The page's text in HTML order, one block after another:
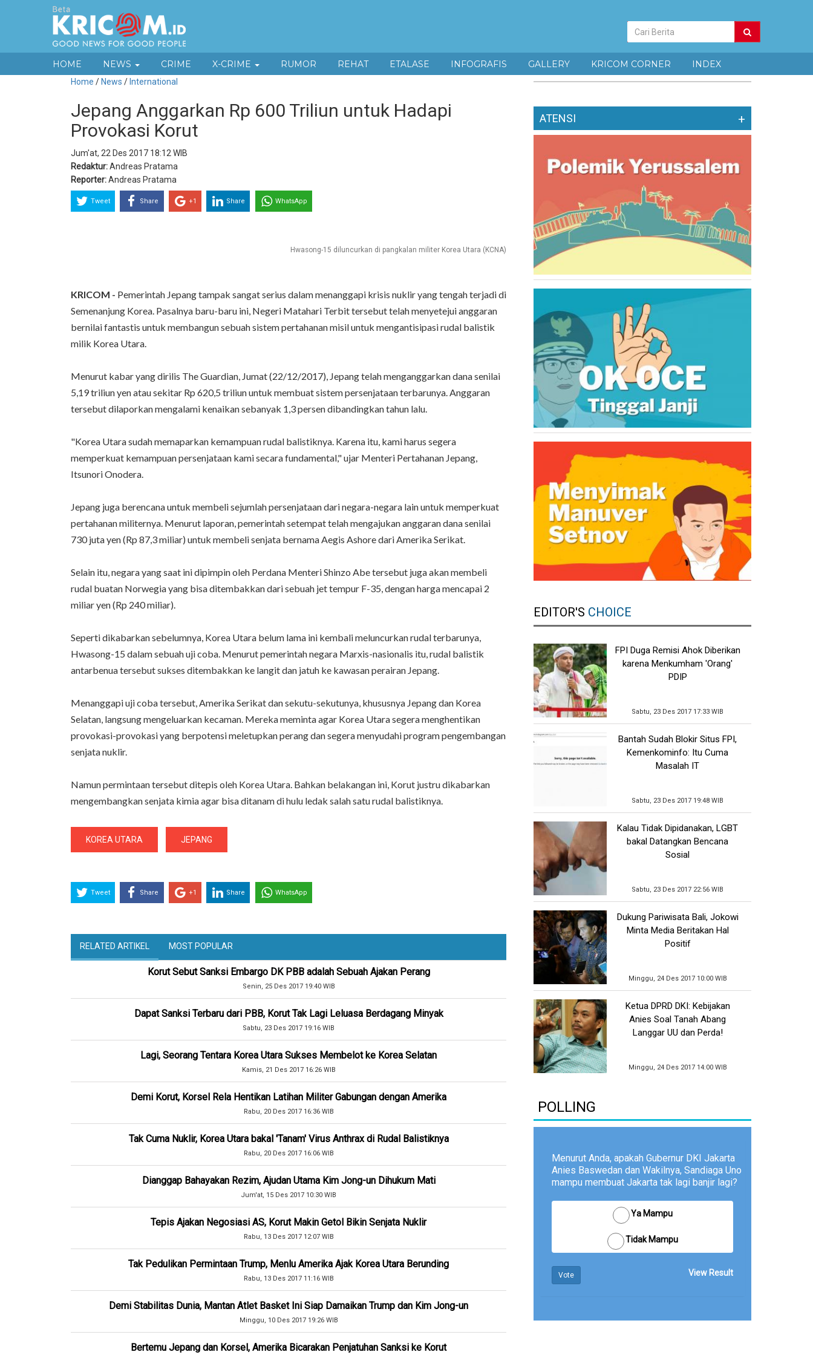
Pencarian
Berita
HOME NEWS CRIME X-CRIME RUMOR REHAT ETALASE INFOGRAFIS GALLERY KRICOM CORNER INDEX
Home / News / International
Jepang Anggarkan Rp 600 Triliun untuk Hadapi
Provokasi Korut
Jum'at, 22 Des 2017 18:12 WIB
Redaktur:Andreas Pratama
Reporter:Andreas Pratama
Tweet Share +1 Share WhatsApp
Hwasong-15 diluncurkan di pangkalan militer Korea Utara (KCNA)
KRICOM - Pemerintah Jepang tampak sangat serius dalam menanggapi krisis nuklir yang tengah terjadi di
Semenanjung Korea. Pasalnya baru-baru ini, Negeri Matahari Terbit tersebut telah menyetejui anggaran
bernilai fantastis untuk membangun sebuah sistem pertahanan misil untuk mengantisipasi rudal balistik
milik Korea Utara.
Menurut kabar yang dirilis The Guardian, Jumat (22/12/2017), Jepang telah menganggarkan dana senilai
5,19 triliun yen atau sekitar Rp 620,5 triliun untuk membuat sistem persenjataan terbarunya. Anggaran
tersebut dilaporkan mengalami kenaikan sebanyak 1,3 persen dibandingkan tahun lalu.
"Korea Utara sudah memaparkan kemampuan rudal balistiknya. Karena itu, kami harus segera
memperkuat kemampuan persenjataan kami secara fundamental," ujar Menteri Pertahanan Jepang,
Itsunori Onodera.
Jepang juga berencana untuk membeli sejumlah persenjataan dari negara-negara lain untuk memperkuat
pertahanan militernya. Menurut laporan, pemerintah setempat telah mengajukan anggaran dana senilai
730 juta yen (Rp 87,3 miliar) untuk membeli senjata bernama Aegis Ashore dari Amerika Serikat.
Selain itu, negara yang saat ini dipimpin oleh Perdana Menteri Shinzo Abe tersebut juga akan membeli
rudal buatan Norwegia yang bisa ditembakkan dari sebuah jet tempur F-35, dengan harga mencapai 2
miliar yen (Rp 240 miliar).
Seperti dikabarkan sebelumnya, Korea Utara belum lama ini kembali meluncurkan rudal terbarunya,
Hwasong-15 dalam sebuah uji coba. Menurut pemerintah negara Marxis-nasionalis itu, rudal balistik
antarbenua tersebut sukses ditembakkan ke langit dan jatuh ke kawasan perairan Jepang.
Menanggapi uji coba tersebut, Amerika Serikat dan sekutu-sekutunya, khususnya Jepang dan Korea
Selatan, langsung mengeluarkan kecaman. Mereka meminta agar Korea Utara segera menghentikan
provokasi-provokasi yang berpotensi meletupkan perang dan segera menyudahi program pengembangan
senjata nuklir.
Namun permintaan tersebut ditepis oleh Korea Utara. Bahkan belakangan ini, Korut justru dikabarkan
mengembangkan senjata kimia agar bisa ditanam di hulu ledak salah satu rudal balistiknya.
KOREA UTARA JEPANG
Tweet Share +1 Share WhatsApp
RELATED ARTIKEL MOST POPULAR
Korut Sebut Sanksi Embargo DK PBB adalah Sebuah Ajakan Perang
Senin, 25 Des 2017 19:40 WIB
Dapat Sanksi Terbaru dari PBB, Korut Tak Lagi Leluasa Berdagang Minyak
Sabtu, 23 Des 2017 19:16 WIB
Lagi, Seorang Tentara Korea Utara Sukses Membelot ke Korea Selatan
Kamis, 21 Des 2017 16:26 WIB
Demi Korut, Korsel Rela Hentikan Latihan Militer Gabungan dengan Amerika
Rabu, 20 Des 2017 16:36 WIB
Tak Cuma Nuklir, Korea Utara bakal 'Tanam' Virus Anthrax di Rudal Balistiknya
Rabu, 20 Des 2017 16:06 WIB
Dianggap Bahayakan Rezim, Ajudan Utama Kim Jong-un Dihukum Mati
Jum'at, 15 Des 2017 10:30 WIB
Tepis Ajakan Negosiasi AS, Korut Makin Getol Bikin Senjata Nuklir
Rabu, 13 Des 2017 12:07 WIB
Tak Pedulikan Permintaan Trump, Menlu Amerika Ajak Korea Utara Berunding
Rabu, 13 Des 2017 11:16 WIB
Demi Stabilitas Dunia, Mantan Atlet Basket Ini Siap Damaikan Trump dan Kim Jong-un
Minggu, 10 Des 2017 19:26 WIB
Bertemu Jepang dan Korsel, Amerika Bicarakan Penjatuhan Sanksi ke Korut
ATENSI +
EDITOR'S CHOICE
FPI Duga Remisi Ahok Diberikan
karena Menkumham 'Orang'
PDIP
Sabtu, 23 Des 2017 17:33 WIB
Bantah Sudah Blokir Situs FPI,
Kemenkominfo: Itu Cuma
Masalah IT
Sabtu, 23 Des 2017 19:48 WIB
Kalau Tidak Dipidanakan, LGBT
bakal Datangkan Bencana
Sosial
Sabtu, 23 Des 2017 22:56 WIB
Dukung Pariwisata Bali, Jokowi
Minta Media Beritakan Hal
Positif
Minggu, 24 Des 2017 10:00 WIB
Ketua DPRD DKI: Kebijakan
Anies Soal Tanah Abang
Langgar UU dan Perda!
Minggu, 24 Des 2017 14:00 WIB
POLLING
Menurut Anda, apakah Gubernur DKI Jakarta
Anies Baswedan dan Wakilnya, Sandiaga Uno
mampu membuat Jakarta tak lagi banjir lagi?
Ya Mampu
Tidak Mampu
Vote View Result